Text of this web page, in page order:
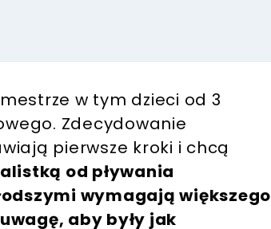
w tym dzieci od 3
Zdecydowanie
pierwsze kroki i chcą
od pływania
wymagają większego
aby były jak